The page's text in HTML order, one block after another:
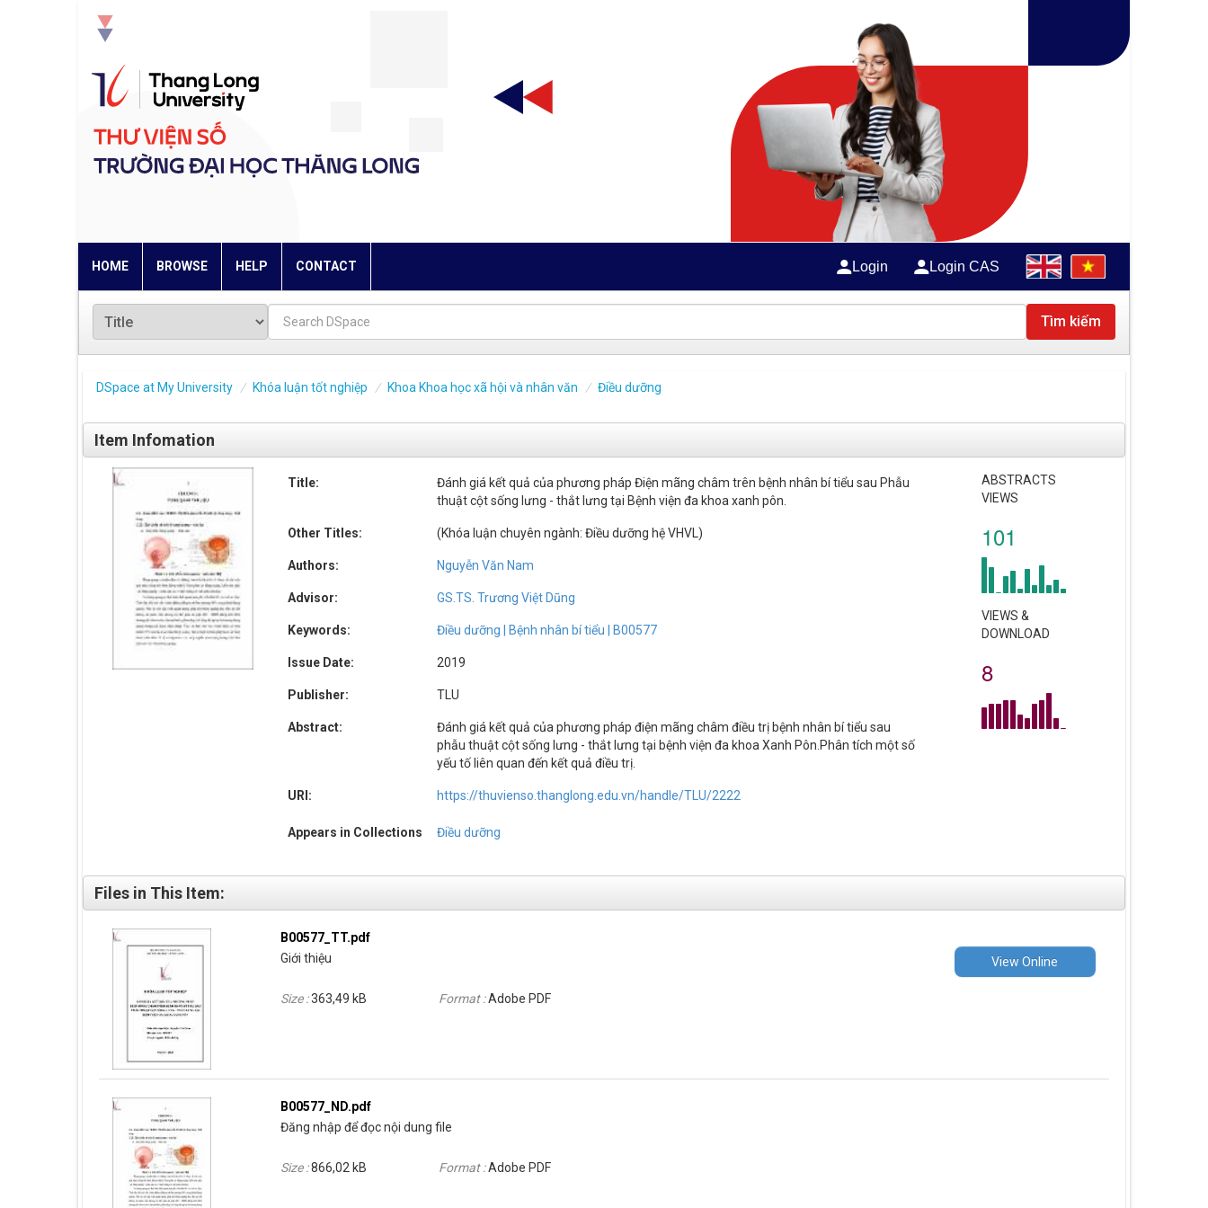
HOME BROWSE HELP CONTACT Login Login CAS
Tìm kiếm
DSpace at My University Khóa luận tốt nghiệp Khoa Khoa học xã hội và nhân văn Điều dưỡng
Item Infomation
Title:
Đánh giá kết quả của phương pháp Điện mãng châm trên bệnh nhân bí tiểu sau Phẫu
thuật cột sống lưng - thắt lưng tại Bệnh viện đa khoa xanh pôn.
Other Titles: (Khóa luận chuyên ngành: Điều dưỡng hệ VHVL)
Authors: Nguyễn Văn Nam
Advisor: GS.TS. Trương Việt Dũng
Keywords: Điều dưỡng | Bệnh nhân bí tiểu | B00577
Issue Date: 2019
Publisher: TLU
Abstract:
Đánh giá kết quả của phương pháp điện mãng châm điều trị bệnh nhân bí tiểu sau
phẫu thuật cột sống lưng - thắt lưng tại bệnh viện đa khoa Xanh Pôn.Phân tích một số
yếu tố liên quan đến kết quả điều trị.
URI: https://thuvienso.thanglong.edu.vn/handle/TLU/2222
Appears in Collections Điều dưỡng
ABSTRACTS
VIEWS
101
VIEWS &
DOWNLOAD
8
Files in This Item:
B00577_TT.pdf
Giới thiệu
Size :363,49 kB Format :Adobe PDF
View Online
B00577_ND.pdf
Đăng nhập để đọc nội dung file
Size :866,02 kB Format :Adobe PDF